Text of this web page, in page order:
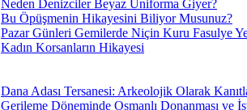
Neden Denizciler Beyaz Üniforma Giyer?
Bu Öpüşmenin Hikayesini Biliyor Musunuz?
Pazar Günleri Gemilerde Niçin Kuru Fasulye
Kadın Korsanların Hikayesi
Dana Adası Tersanesi: Arkeolojik Olarak
Gerileme Döneminde Osmanlı Donanması ve